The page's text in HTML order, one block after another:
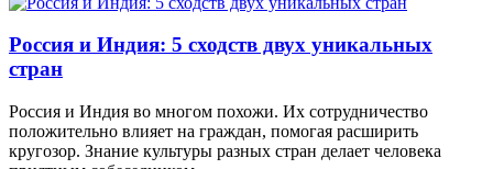
Россия и Индия: 5 сходств двух уникальных
стран
Россия и Индия во многом похожи. Их сотрудничество
положительно влияет на граждан, помогая расширить
кругозор. Знание культуры разных стран делает человека